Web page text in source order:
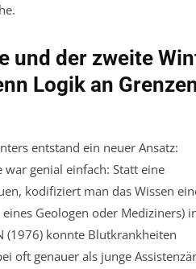
und der zweite
Logik an
entstand ein neuer Ansatz:
war genial einfach: Statt eine
kodifiziert man das Wissen
Geologen oder Mediziners)
(1976) konnte Blutkrankheiten
oft genauer als junge